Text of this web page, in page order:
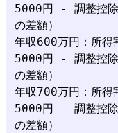
5000円 - 調整控
の差額）
年収600万円：所
5000円 - 調整控
の差額）
年収700万円：所
5000円 - 調整控
の差額）